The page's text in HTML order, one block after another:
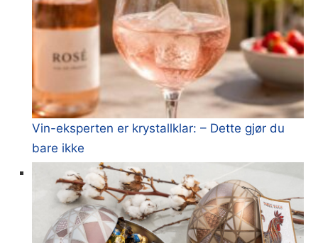
Vin-eksperten er krystallklar: – Dette gjør du
bare ikke